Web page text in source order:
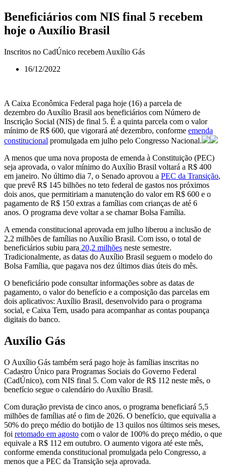
Beneficiários com NIS final 5 recebem
hoje o Auxílio Brasil
Inscritos no CadÚnico recebem Auxílio Gás
16/12/2022
A Caixa Econômica Federal paga hoje (16) a parcela de
dezembro do Auxílio Brasil aos beneficiários com Número de
Inscrição Social (NIS) de final 5. É a quinta parcela com o valor
mínimo de R$ 600, que vigorará até dezembro, conforme emenda
constitucional promulgada em julho pelo Congresso Nacional.
A menos que uma nova proposta de emenda à Constituição (PEC)
seja aprovada, o valor mínimo do Auxílio Brasil voltará a R$ 400
em janeiro. No último dia 7, o Senado aprovou a PEC da Transição,
que prevê R$ 145 bilhões no teto federal de gastos nos próximos
dois anos, que permitiriam a manutenção do valor em R$ 600 e o
pagamento de R$ 150 extras a famílias com crianças de até 6
anos. O programa deve voltar a se chamar Bolsa Família.
A emenda constitucional aprovada em julho liberou a inclusão de
2,2 milhões de famílias no Auxílio Brasil. Com isso, o total de
beneficiários subiu para 20,2 milhões neste semestre.
Tradicionalmente, as datas do Auxílio Brasil seguem o modelo do
Bolsa Família, que pagava nos dez últimos dias úteis do mês.
O beneficiário pode consultar informações sobre as datas de
pagamento, o valor do benefício e a composição das parcelas em
dois aplicativos: Auxílio Brasil, desenvolvido para o programa
social, e Caixa Tem, usado para acompanhar as contas poupança
digitais do banco.
Auxílio Gás
O Auxílio Gás também será pago hoje às famílias inscritas no
Cadastro Único para Programas Sociais do Governo Federal
(CadÚnico), com NIS final 5. Com valor de R$ 112 neste mês, o
benefício segue o calendário do Auxílio Brasil.
Com duração prevista de cinco anos, o programa beneficiará 5,5
milhões de famílias até o fim de 2026. O benefício, que equivalia a
50% do preço médio do botijão de 13 quilos nos últimos seis meses,
foi retomado em agosto com o valor de 100% do preço médio, o que
equivale a R$ 112 em outubro. O aumento vigora até este mês,
conforme emenda constitucional promulgada pelo Congresso, a
menos que a PEC da Transição seja aprovada.